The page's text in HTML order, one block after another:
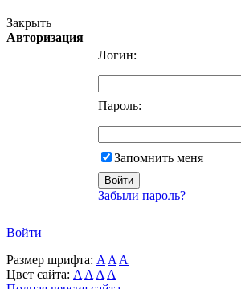
Закрыть
Авторизация
Логин:
Пароль:
Запомнить меня
Забыли пароль?
Войти
Размер шрифта: A A A
Цвет сайта: A A A A